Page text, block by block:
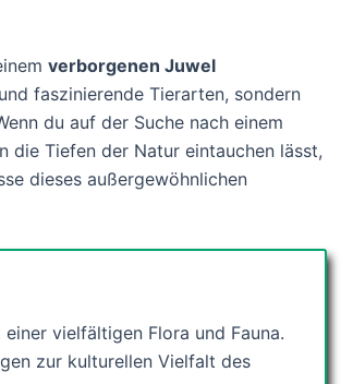
verborgenen Juwel
faszinierende Tierarten, sondern
du auf der Suche nach einem
die Tiefen der Natur eintauchen lässt,
dieses außergewöhnlichen
vielfältigen Flora und Fauna.
zur kulturellen Vielfalt des